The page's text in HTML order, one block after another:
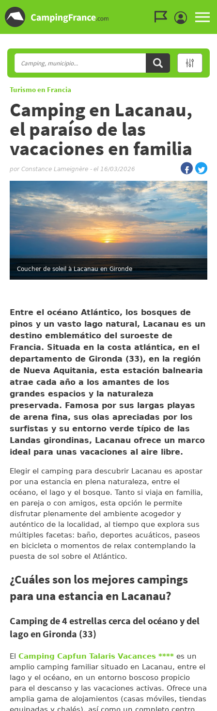
Turismo en Francia
Camping en Lacanau,
el paraíso de las
vacaciones en familia
por Constance Lameignère - el 16/03/2026
Coucher de soleil à Lacanau en Gironde
Entre el océano Atlántico, los bosques de
pinos y un vasto lago natural, Lacanau es un
destino emblemático del suroeste de
Francia. Situada en la costa atlántica, en el
departamento de Gironda (33), en la región
de Nueva Aquitania, esta estación balnearia
atrae cada año a los amantes de los
grandes espacios y la naturaleza
preservada. Famosa por sus largas playas
de arena fina, sus olas apreciadas por los
surfistas y su entorno verde típico de las
Landas girondinas, Lacanau ofrece un marco
ideal para unas vacaciones al aire libre.
Elegir el camping para descubrir Lacanau es apostar
por una estancia en plena naturaleza, entre el
océano, el lago y el bosque. Tanto si viaja en familia,
en pareja o con amigos, esta opción le permite
disfrutar plenamente del ambiente acogedor y
auténtico de la localidad, al tiempo que explora sus
múltiples facetas: baño, deportes acuáticos, paseos
en bicicleta o momentos de relax contemplando la
puesta de sol sobre el Atlántico.
¿Cuáles son los mejores campings
para una estancia en Lacanau?
Camping de 4 estrellas cerca del océano y del
lago en Gironda (33)
El Camping Capfun Talaris Vacances **** es un
amplio camping familiar situado en Lacanau, entre el
lago y el océano, en un entorno boscoso propicio
para el descanso y las vacaciones activas. Ofrece una
amplia gama de alojamientos (casas móviles, tiendas